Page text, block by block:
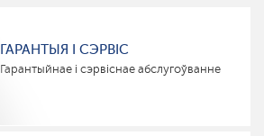
ГАРАНТЫЯ І СЭРВІС
Гарантыйнае і сэрвіснае абслугоўванне